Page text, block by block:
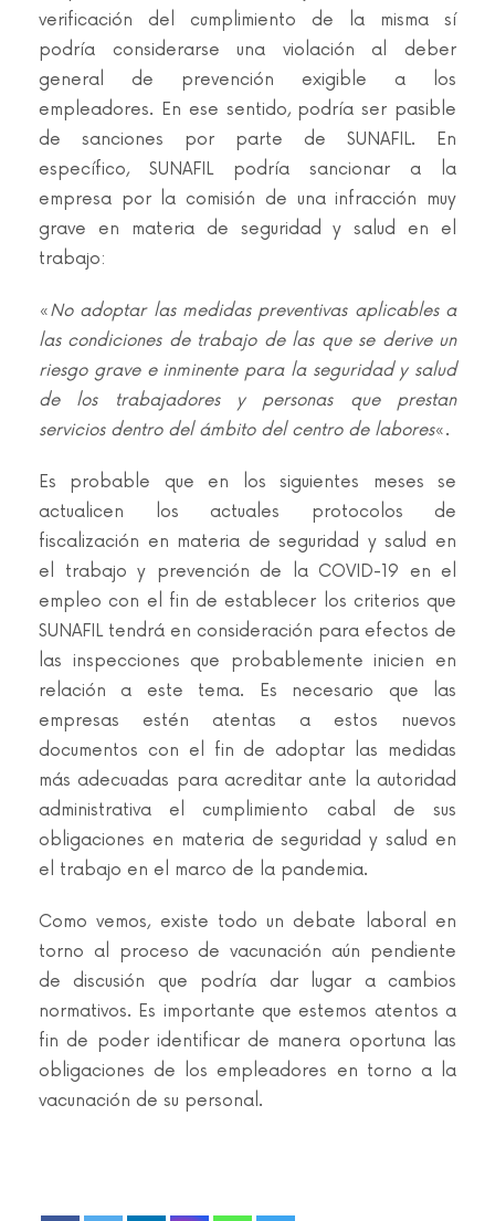
verificación del cumplimiento de la misma sí
podría considerarse una violación al deber
general de prevención exigible a los
empleadores. En ese sentido, podría ser pasible
de sanciones por parte de SUNAFIL. En
específico, SUNAFIL podría sancionar a la
empresa por la comisión de una infracción muy
grave en materia de seguridad y salud en el
trabajo:
«No adoptar las medidas preventivas aplicables a
las condiciones de trabajo de las que se derive un
riesgo grave e inminente para la seguridad y salud
de los trabajadores y personas que prestan
servicios dentro del ámbito del centro de labores«.
Es probable que en los siguientes meses se
actualicen los actuales protocolos de
fiscalización en materia de seguridad y salud en
el trabajo y prevención de la COVID-19 en el
empleo con el fin de establecer los criterios que
SUNAFIL tendrá en consideración para efectos de
las inspecciones que probablemente inicien en
relación a este tema. Es necesario que las
empresas estén atentas a estos nuevos
documentos con el fin de adoptar las medidas
más adecuadas para acreditar ante la autoridad
administrativa el cumplimiento cabal de sus
obligaciones en materia de seguridad y salud en
el trabajo en el marco de la pandemia.
Como vemos, existe todo un debate laboral en
torno al proceso de vacunación aún pendiente
de discusión que podría dar lugar a cambios
normativos. Es importante que estemos atentos a
fin de poder identificar de manera oportuna las
obligaciones de los empleadores en torno a la
vacunación de su personal.